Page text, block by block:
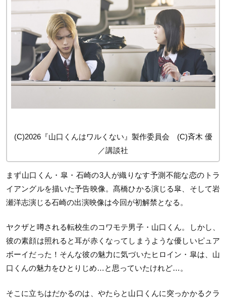
(C)2026『山口くんはワルくない』製作委員会 (C)斉木 優
／講談社
まず山口くん・皐・石崎の3人が織りなす予測不能な恋のトラ
イアングルを描いた予告映像。髙橋ひかる演じる皐、そして岩
瀬洋志演じる石崎の出演映像は今回が初解禁となる。
ヤクザと噂される転校生のコワモテ男子・山口くん。しかし、
彼の素顔は照れると耳が赤くなってしまうような優しいピュア
ボーイだった！そんな彼の魅力に気づいたヒロイン・皐は、山
口くんの魅力をひとりじめ…と思っていたけれど…。
そこに立ちはだかるのは、やたらと山口くんに突っかかるクラ